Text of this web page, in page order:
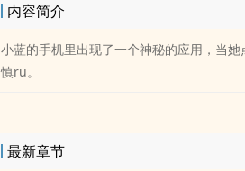
内容简介
小蓝的手机里出现了一个神秘的应用，当
慎ru。
最新章节